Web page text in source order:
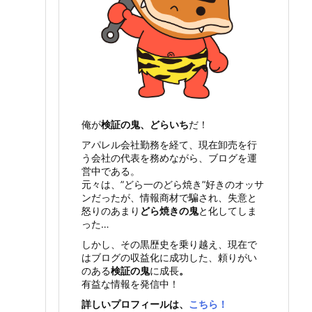
俺が検証の鬼、どらいちだ！
アパレル会社勤務を経て、現在卸売を行
う会社の代表を務めながら、ブログを運
営中である。
元々は、”どら一のどら焼き”好きのオッサ
ンだったが、情報商材で騙され、失意と
怒りのあまり どら焼きの鬼と化してしま
った…
しかし、その黒歴史を乗り越え、現在で
はブログの収益化に成功した、頼りがい
のある検証の鬼に成長。
有益な情報を発信中！
詳しいプロフィールは、 こちら！